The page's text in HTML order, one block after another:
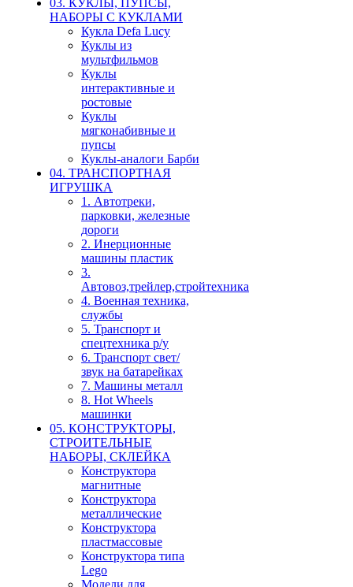
НАБОРЫ С КУКЛАМИ
Кукла Defa Lucy
Куклы из
мультфильмов
Куклы
интерактивные и
ростовые
Куклы
мягконабивные и
пупсы
Куклы-аналоги Барби
04. ТРАНСПОРТНАЯ
ИГРУШКА
1. Автотреки,
парковки, железные
дороги
2. Инерционные
машины пластик
3.
Автовоз,трейлер,стройтехника
4. Военная техника,
службы
5. Транспорт и
спецтехника р/у
6. Транспорт свет/
звук на батарейках
7. Машины металл
8. Hot Wheels
машинки
05. КОНСТРУКТОРЫ,
СТРОИТЕЛЬНЫЕ
НАБОРЫ, СКЛЕЙКА
Конструктора
магнитные
Конструктора
металлические
Конструктора
пластмассовые
Конструктора типа
Lego
Модели для